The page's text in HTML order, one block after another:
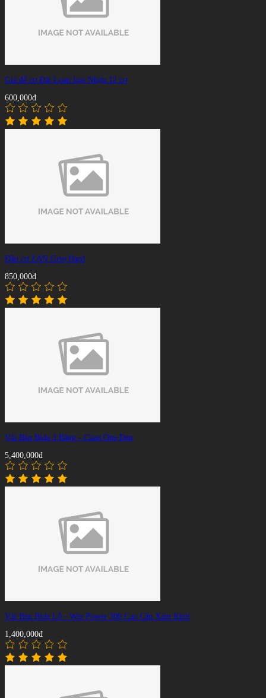
Giá để cơ Đài Loan loại Nhựa 12 cơ
600,000đ
Đầu cơ ZAN Grip Hard
850,000đ
Vải Bàn Bida 3 Băng - Class One Đen
5,400,000đ
Vải Bàn Bida Lỗ - Win Power 300 Cao Cấp Xám Khói
1,400,000đ